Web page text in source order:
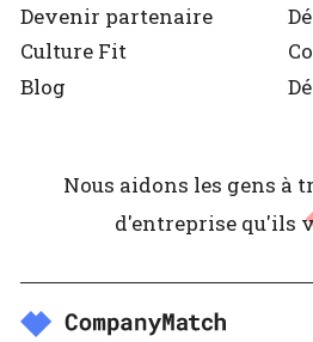
Devenir partenaire
Culture Fit
Blog
Nous aidons les gens à
d'entreprise qu'ils